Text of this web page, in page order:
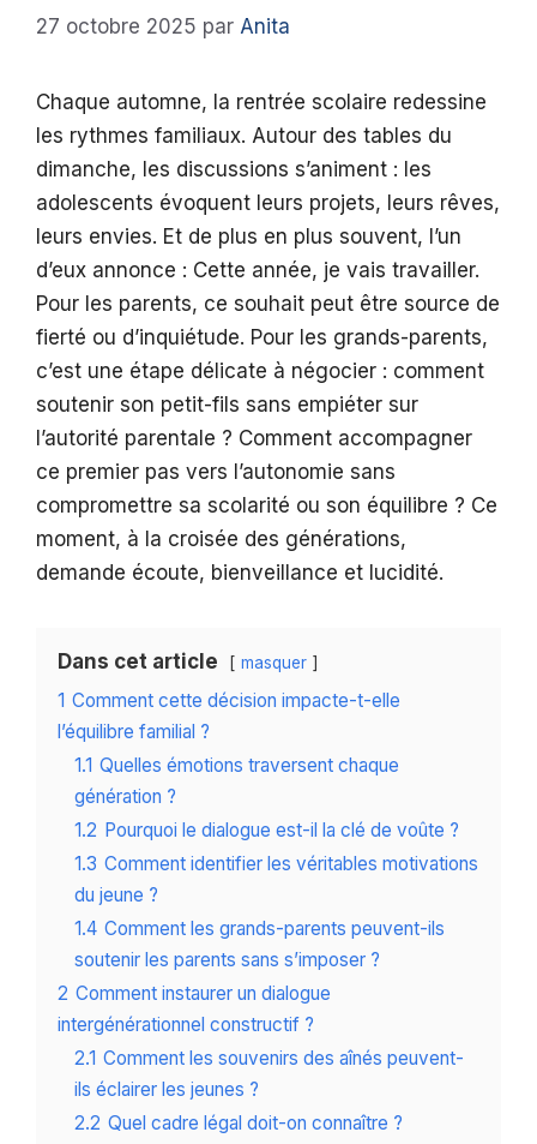
27 octobre 2025 par Anita
Chaque automne, la rentrée scolaire redessine
les rythmes familiaux. Autour des tables du
dimanche, les discussions s’animent : les
adolescents évoquent leurs projets, leurs rêves,
leurs envies. Et de plus en plus souvent, l’un
d’eux annonce : Cette année, je vais travailler.
Pour les parents, ce souhait peut être source de
fierté ou d’inquiétude. Pour les grands-parents,
c’est une étape délicate à négocier : comment
soutenir son petit-fils sans empiéter sur
l’autorité parentale ? Comment accompagner
ce premier pas vers l’autonomie sans
compromettre sa scolarité ou son équilibre ? Ce
moment, à la croisée des générations,
demande écoute, bienveillance et lucidité.
Dans cet article masquer
1 Comment cette décision impacte-t-elle
l’équilibre familial ?
1.1 Quelles émotions traversent chaque
génération ?
1.2 Pourquoi le dialogue est-il la clé de voûte ?
1.3 Comment identifier les véritables motivations
du jeune ?
1.4 Comment les grands-parents peuvent-ils
soutenir les parents sans s’imposer ?
2 Comment instaurer un dialogue
intergénérationnel constructif ?
2.1 Comment les souvenirs des aînés peuvent-
ils éclairer les jeunes ?
2.2 Quel cadre légal doit-on connaître ?